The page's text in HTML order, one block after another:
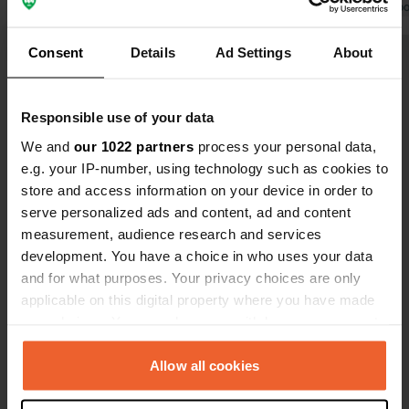
Consent Details Ad Settings About
Responsible use of your data
We and our 1022 partners process your personal data,
e.g. your IP-number, using technology such as cookies to
store and access information on your device in order to
serve personalized ads and content, ad and content
measurement, audience research and services
development. You have a choice in who uses your data
and for what purposes. Your privacy choices are only
applicable on this digital property where you have made
any time from the Cookie Declaration or by clicking on
the Privacy trigger icon.Allow all cookies
Traduit par
Es-tu déjà venu ici ?
Contact
29693, Hodenhagen, Allemagne